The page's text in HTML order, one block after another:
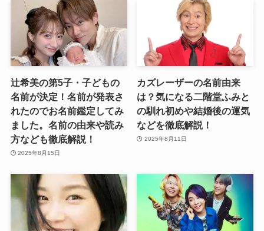
辻希美の第5子・子どもの
名前が決定！名前が発表さ
れたのでお名前鑑定してみ
ました。名前の由来や読み
方なども徹底解説！
2025年8月15日
カズレーザーの名前由来
は？気になる二階堂ふみと
の馴れ初めや結婚後の運気
などを徹底解説！
2025年8月11日